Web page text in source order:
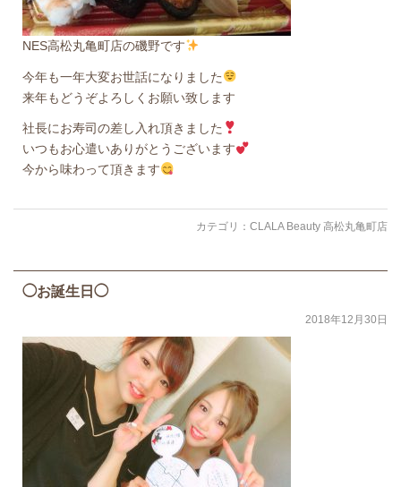
NES高松丸亀町店の磯野です
今年も一年大変お世話になりました
来年もどうぞよろしくお願い致します
社長にお寿司の差し入れ頂きました
いつもお心遣いありがとうございます
今から味わって頂きます
カテゴリ： CLALA Beauty 高松丸亀町店
◯お誕生日◯
2018年12月30日